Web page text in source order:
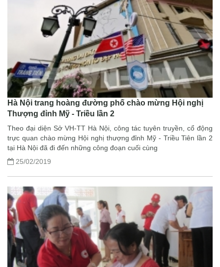
Hà Nội trang hoàng đường phố chào mừng Hội nghị
Thượng đỉnh Mỹ - Triều lần 2
Theo đại diện Sở VH-TT Hà Nội, công tác tuyên truyền, cổ động
trực quan chào mừng Hội nghị thượng đỉnh Mỹ - Triều Tiên lần 2
tại Hà Nội đã đi đến những công đoạn cuối cùng
25/02/2019